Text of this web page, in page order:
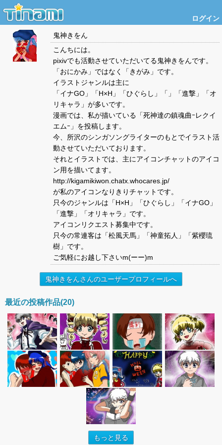
ログイン
鬼神きをん
こんちには。
pixivでも活動させていただいてる鬼神きをんです。
「おにかみ」ではなく「きがみ」です。
イラストジャンルは主に
「イナGO」「H×H」「ひぐらし」「」「進撃」「オ
リキャラ」が多いです。
漫画では、私が描いている「死神達の鎮魂曲ｰレクイ
エムｰ」を投稿します。
今、所沢のシンガソングライターのもとでイラスト活
動させていただいております。
それとイラストでは、主にアイコンチャットのアイコ
ン用を描いてます。
http://kigamikiwon.chatx.whocares.jp/
が私のアイコンなりきりチャットです。
只今のジャンルは「H×H」「ひぐらし」「イナGO」
「進撃」「オリキャラ」です。
アイコンリクエスト募集中です。
只今の常連客は「松風天馬」「神童拓人」「紫櫻琉
樹」です。
ご気軽にお越し下さいm(ーー)m
鬼神きをんさんのユーザープロフィールへ
最近の投稿作品(20)
もっと見る